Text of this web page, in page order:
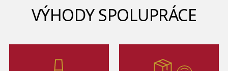
VÝHODY SPOLUPRÁCE